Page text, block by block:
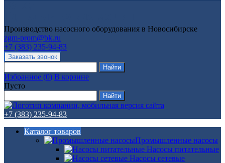
Производство насосного оборудования в Новосибирске
zgm-prom@bk.ru
+7 (383) 235-94-83
Избранное (0) В корзине
Пусто
+7 (383) 235-94-83
Каталог товаров
Промышленные насосы
Насосы питательные
Насосы сетевые